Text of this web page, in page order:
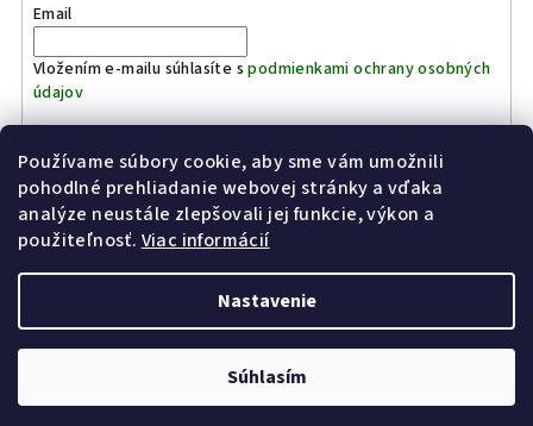
Používame súbory cookie, aby sme vám umožnili
pohodlné prehliadanie webovej stránky a vďaka
analýze neustále zlepšovali jej funkcie, výkon a
použiteľnosť. Viac informácií
Nastavenie
Súhlasím
Email
Vložením e-mailu súhlasíte spodmienkami ochrany osobných
údajov
Prihlásiť sa
Kinostrelnica Páleník
Vytvoril Shoptet